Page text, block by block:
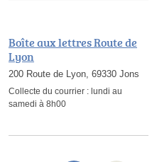
Boîte aux lettres Route de
Lyon
200 Route de Lyon, 69330 Jons
Collecte du courrier : lundi au
samedi à 8h00